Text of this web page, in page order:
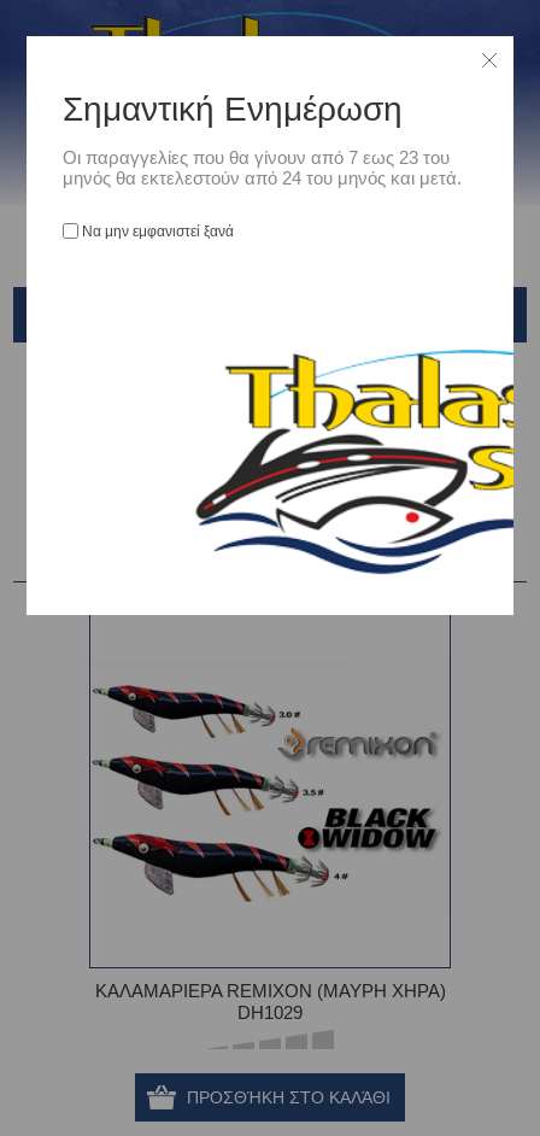
Είδη Αλιείας /
ΤΕΧΝΗΤΑ ΔΟΛΩΜΑΤΑ - ΤΣΑΠΑΡΙ - ΚΑΛΑΜΑΡΙΕΡΕΣ / ΚΑΛΑΜΑΡΙΕΡΕΣ /
REMIXON
Ταξινόμηση ανά
ΚΑΛΑΜΑΡΙΕΡΑ REMIXON (ΜΑΥΡΗ ΧΗΡΑ)
DH1029
Σημαντική Ενημέρωση
Οι παραγγελίες που θα γίνουν από 7 εως 23 του
μηνός θα εκτελεστούν από 24 του μηνός και μετά.
Να μην εμφανιστεί ξανά